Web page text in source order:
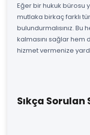
Eğer bir hukuk bürosu
mutlaka birkaç farklı
bulundurmalısınız. Bu
kalmasını sağlar hem
hizmet vermenize
Sıkça Sorulan